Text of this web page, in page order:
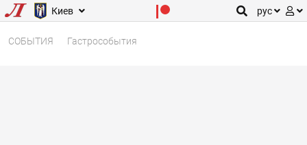
Киев рус
СОБЫТИЯ Гастрособытия